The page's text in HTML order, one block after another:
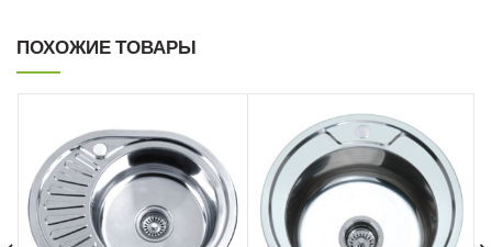
ПОХОЖИЕ ТОВАРЫ